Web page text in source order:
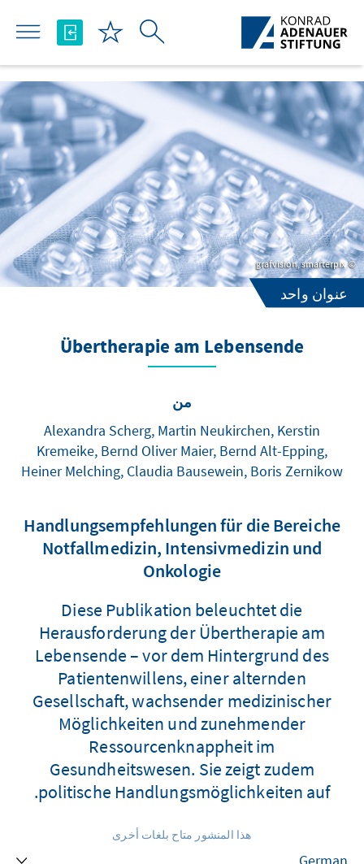
تخطي إلى المحتوى الرئيسي
grafvision, smarterpix
عنوان واحد
Übertherapie am Lebensende
من
Alexandra Scherg, Martin Neukirchen, Kerstin
Kremeike, Bernd Oliver Maier, Bernd Alt-Epping,
Heiner Melching, Claudia Bausewein, Boris Zernikow
Handlungsempfehlungen für die Bereiche
Notfallmedizin, Intensivmedizin und
Onkologie
Diese Publikation beleuchtet die
Herausforderung der Übertherapie am
Lebensende – vor dem Hintergrund des
Patientenwillens, einer alternden
Gesellschaft, wachsender medizinischer
Möglichkeiten und zunehmender
Ressourcenknappheit im
Gesundheitswesen. Sie zeigt zudem
politische Handlungsmöglichkeiten auf.
هذا المنشور متاح بلغات أخرى